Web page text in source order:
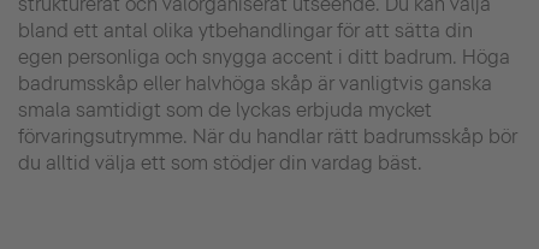
bland ett antal olika ytbehandlingar för att sätta din
egen personliga och snygga accent i ditt badrum. Höga
badrumsskåp eller halvhöga skåp är vanligtvis ganska
smala samtidigt som de lyckas erbjuda mycket
förvaringsutrymme. När du handlar rätt badrumsskåp bör
du alltid välja ett som stödjer din vardag bäst.